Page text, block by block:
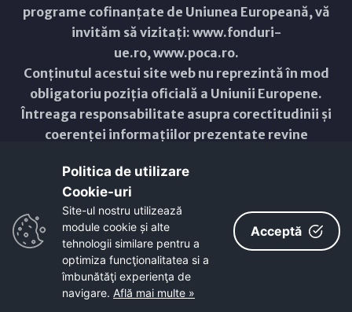
programe cofinanțate de Uniunea Europeană, vă
invităm să vizitați: www.fonduri-
ue.ro,www.poca.ro.
Conținutul acestui site web nu reprezintă în mod
obligatoriu poziția oficială a Uniunii Europene.
Întreaga responsabilitate asupra corectitudinii și
coerenței informațiilor prezentate revine
Copyright © 2021 - 2026 -
ResponsiveVoice
Non-Commercial License
Politica de utilizare
Cookie-uri‎
Site-ul nostru utilizează
module cookie și alte
tehnologii similare pentru a
optimiza funcţionalitatea si a
îmbunătăţi experienţa de
navigare. Află mai multe »
Acceptă